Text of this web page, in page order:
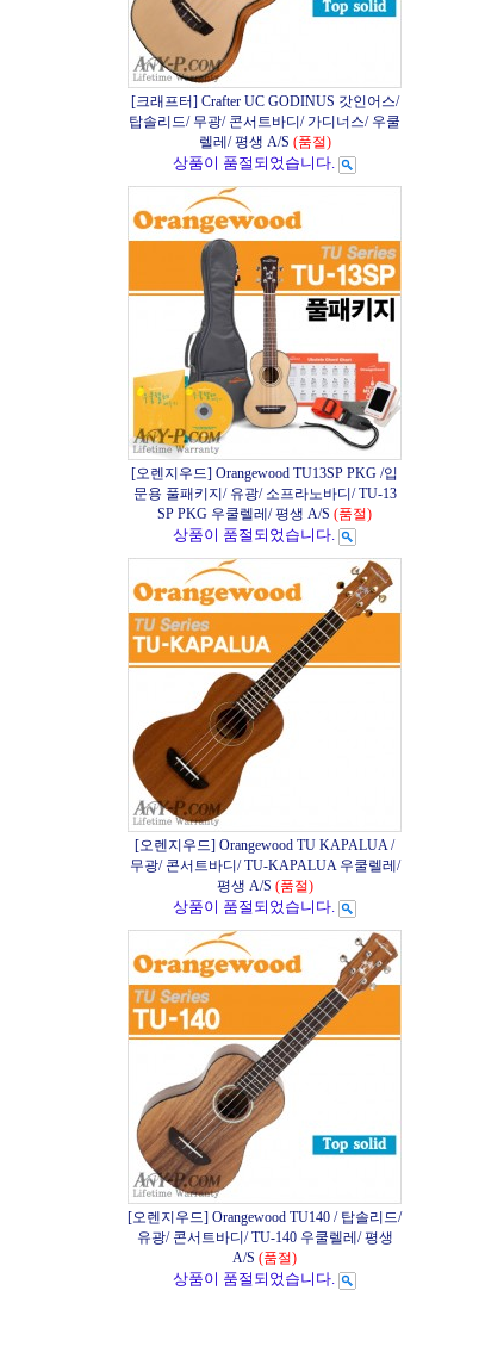
[크래프터] Crafter UC GODINUS 갓인어스/
탑솔리드/ 무광/ 콘서트바디/ 가디너스/ 우쿨
렐레/ 평생 A/S (품절)
상품이 품절되었습니다.
[오렌지우드] Orangewood TU13SP PKG /입
문용 풀패키지/ 유광/ 소프라노바디/ TU-13
SP PKG 우쿨렐레/ 평생 A/S (품절)
상품이 품절되었습니다.
[오렌지우드] Orangewood TU KAPALUA /
무광/ 콘서트바디/ TU-KAPALUA 우쿨렐레/
평생 A/S (품절)
상품이 품절되었습니다.
[오렌지우드] Orangewood TU140 / 탑솔리드/
유광/ 콘서트바디/ TU-140 우쿨렐레/ 평생
A/S (품절)
상품이 품절되었습니다.